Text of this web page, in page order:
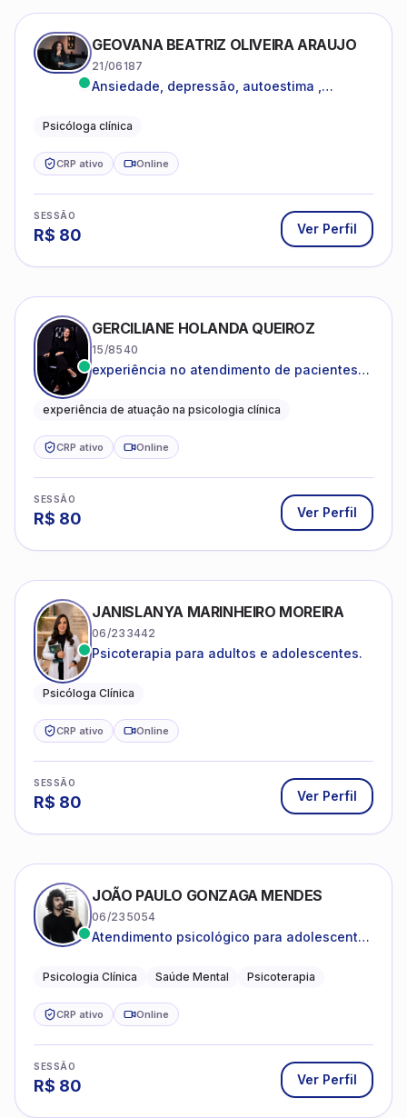
GEOVANA BEATRIZ OLIVEIRA ARAUJO
21/06187
Ansiedade, depressão, autoestima ,
Psicóloga clínica
CRP ativo Online
SESSÃO
R$ 80 Ver Perfil
GERCILIANE HOLANDA QUEIROZ
15/8540
experiência no atendimento de pacientes
catastróficos e comportamentos
experiência de atuação na psicologia clínica
CRP ativo Online
SESSÃO
R$ 80 Ver Perfil
JANISLANYA MARINHEIRO MOREIRA
06/233442
Psicoterapia para adultos e adolescentes.
Psicóloga Clínica
CRP ativo Online
SESSÃO
R$ 80 Ver Perfil
JOÃO PAULO GONZAGA MENDES
06/235054
Atendimento psicológico para adolescentes
depressão e autoestima.
Psicologia Clínica Saúde Mental Psicoterapia
CRP ativo Online
SESSÃO
R$ 80 Ver Perfil